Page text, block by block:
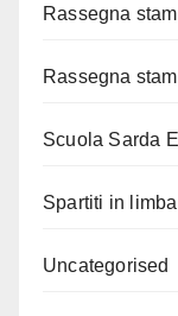
Rassegna
Rassegna
Scuola Sarda
Spartiti in limba
Uncategorised